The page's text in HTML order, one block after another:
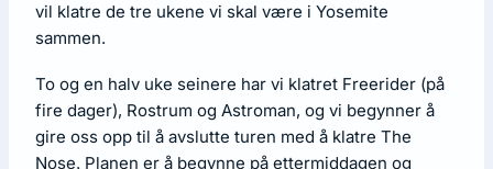
vil klatre de tre ukene vi skal være i Yosemite
sammen.
To og en halv uke seinere har vi klatret Freerider (på
fire dager), Rostrum og Astroman, og vi begynner å
gire oss opp til å avslutte turen med å klatre The
Nose. Planen er å begynne på ettermiddagen og